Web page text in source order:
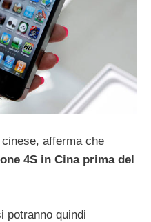
afferma che
4S in Cina prima del
potranno quindi